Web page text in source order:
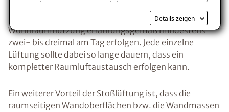
Details zeigen
Eine Stoßlüftung muss bei normaler
Wohnraumnutzung erfahrungsgemäß mindestens
zwei- bis dreimal am Tag erfolgen. Jede einzelne
Lüftung sollte dabei so lange dauern, dass ein
kompletter Raumluftaustausch erfolgen kann.
Ein weiterer Vorteil der Stoßlüftung ist, dass die
raumseitigen Wandoberflächen bzw. die Wandmassen
Kostenlosen Ratgeber anfordern
Voraussetzung für den Erhalt des kostenfreien
Ratgebers ist die Anmeldung zu unserem Newsletter.